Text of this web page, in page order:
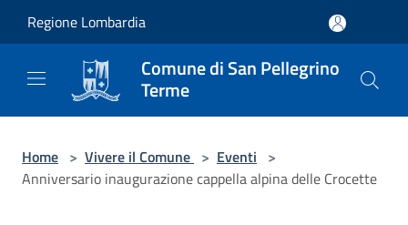
Regione Lombardia
Comune di San Pellegrino
Terme
Home > Vivere il Comune > Eventi >
Anniversario inaugurazione cappella alpina delle Crocette